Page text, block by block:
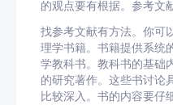
的观点要有根据。参考文
找参考文献有方法。你可
理学书籍。书籍提供系统
学教科书。教科书的基础
的研究著作。这些书讨论
比较深入。书的内容要仔